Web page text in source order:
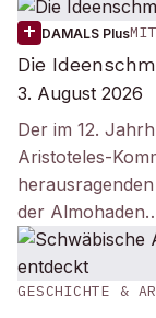
DAMALS Plus
Die
3. August 2026
Der im 12.
Aristoteles-
der
GESCHICHTE &